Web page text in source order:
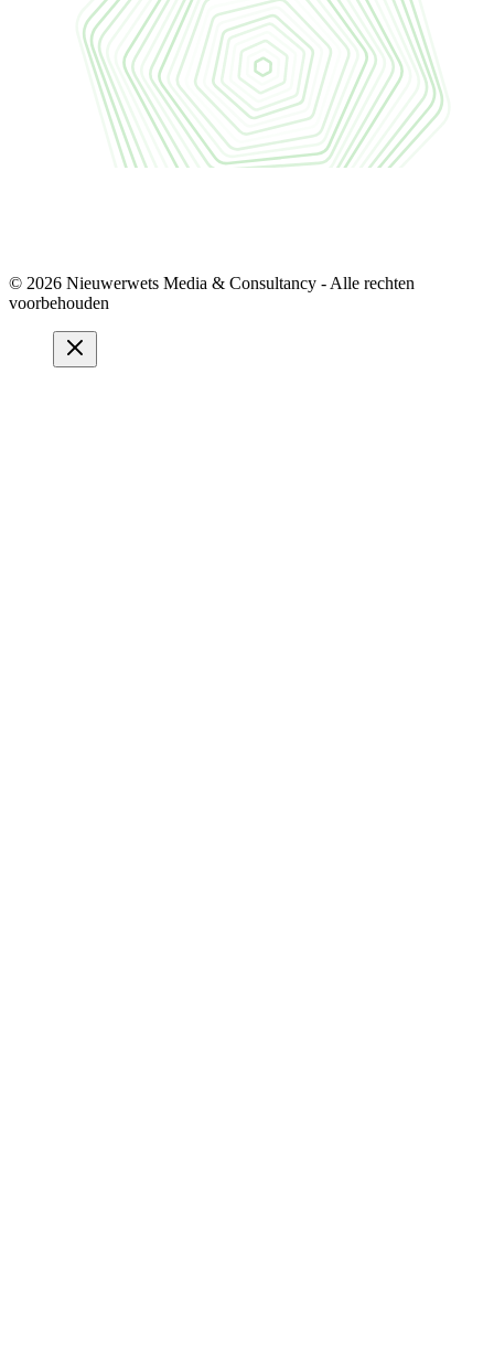
© 2026 Nieuwerwets Media & Consultancy - Alle rechten
voorbehouden